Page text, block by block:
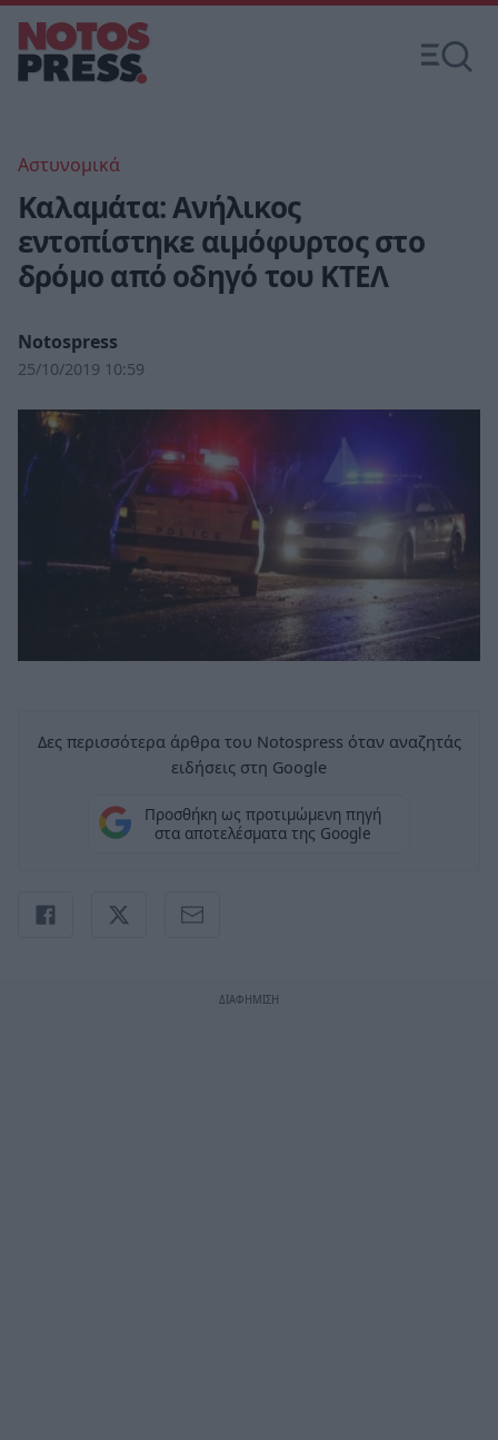
Αστυνομικά
Καλαμάτα: Ανήλικος
εντοπίστηκε αιμόφυρτος στο
δρόμο από οδηγό του ΚΤΕΛ
Notospress
25/10/2019 10:59
Δες περισσότερα άρθρα του Notospress όταν αναζητάς
ειδήσεις στη Google
Προσθήκη ως προτιμώμενη πηγή
στα αποτελέσματα της Google